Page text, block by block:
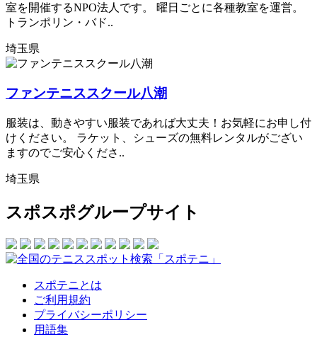
室を開催するNPO法人です。 曜日ごとに各種教室を運営。
トランポリン・バド..
埼玉県
ファンテニススクール八潮
服装は、動きやすい服装であれば大丈夫！お気軽にお申し付
けください。 ラケット、シューズの無料レンタルがござい
ますのでご安心くださ..
埼玉県
スポスポグループサイト
スポテニとは
ご利用規約
プライバシーポリシー
用語集